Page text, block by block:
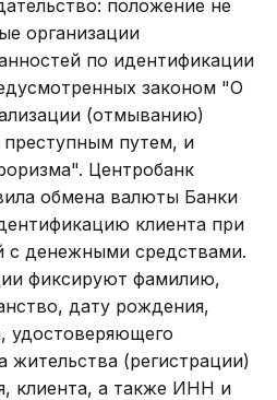
положение не
организации
по идентификации
законом "О
(отмыванию)
путем, и
Центробанк
обмена валюты Банки
клиента при
с денежными средствами.
фиксируют фамилию,
дату рождения,
удостоверяющего
жительства (регистрации)
клиента, а также ИНН и